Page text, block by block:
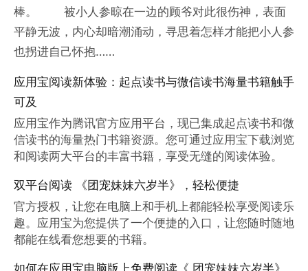
棒。 被小人参晾在一边的顾爷对此很伤神，表面
平静无波，内心却暗潮涌动，寻思着怎样才能把小人参
也拐进自己怀抱……
应用宝阅读新体验：起点读书与微信读书海量书籍触手
可及
应用宝作为腾讯官方应用平台，现已集成起点读书和微
信读书的海量热门书籍资源。您可通过应用宝下载浏览
和阅读两大平台的丰富书籍，享受无缝的阅读体验。
双平台阅读 《团宠妹妹六岁半》，轻松便捷
官方授权，让您在电脑上和手机上都能轻松享受阅读乐
趣。应用宝为您提供了一个便捷的入口，让您随时随地
都能在线看您想要的书籍。
如何在应用宝电脑版上免费阅读《 团宠妹妹六岁半》